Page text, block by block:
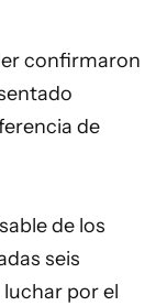
confirmaron
de
de los
seis
por el